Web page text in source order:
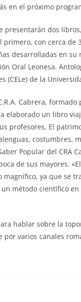
en el próximo
presentarán dos
primero, con cerca
desarrolladas en
Oral Leonesa.
(CELe) de la
Cabrera,
elaborado un libro
profesores. El
costumbres,
Popular del CRA
de sus mayores.
magnífico, ya que se
método científico
hablar sobre la
por varios canales